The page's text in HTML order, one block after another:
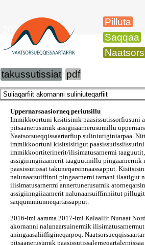
Pilluta
Saqqaa
2017
takussutissiat pdf